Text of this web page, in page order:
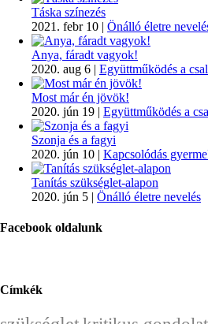
Táska színezés
2021. febr 10 | Önálló életre
Anya, fáradt vagyok!
2020. aug 6 | Együttműködés a
Most már én jövök!
2020. jún 19 | Együttműködés a
Szonja és a fagyi
2020. jún 10 | Kapcsolódás
Tanítás szükséglet-alapon
2020. jún 5 | Önálló életre nevelés
Facebook oldalunk
Címkék